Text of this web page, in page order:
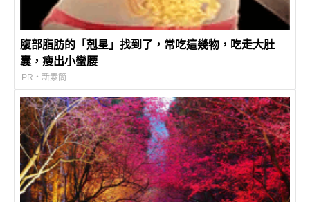
腹部脂肪的「剋星」找到了，常吃這幾物，吃走大肚
囊，瘦出小蠻腰
PR・新素簡